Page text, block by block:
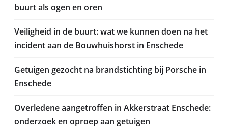
buurt als ogen en oren
Veiligheid in de buurt: wat we kunnen doen na het
incident aan de Bouwhuishorst in Enschede
Getuigen gezocht na brandstichting bij Porsche in
Enschede
Overledene aangetroffen in Akkerstraat Enschede:
onderzoek en oproep aan getuigen